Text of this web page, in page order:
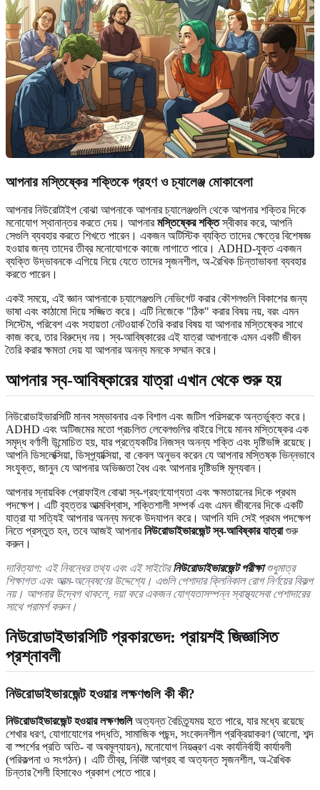
আপনার মস্তিষ্কের শক্তিকে গ্রহণ ও চ্যালেঞ্জ মোকাবেলা
আপনার নিউরোটাইপ বোঝা আপনাকে আপনার চ্যালেঞ্জগুলি থেকে আপনার শক্তির দিকে
মনোযোগ স্থানান্তর করতে দেয়। আপনারমস্তিষ্কের শক্তিস্বীকার করে, আপনি
সেগুলি ব্যবহার করতে শিখতে পারেন। একজন অটিস্টিক ব্যক্তি তাদের ক্ষেত্রে বিশেষজ্ঞ
হওয়ার জন্য তাদের তীব্র মনোযোগকে কাজে লাগাতে পারে। ADHD-যুক্ত একজন
ব্যক্তি উদ্ভাবনকে এগিয়ে নিয়ে যেতে তাদের সৃজনশীল, অ-রৈখিক চিন্তাভাবনা ব্যবহার
করতে পারেন।
একই সময়ে, এই জ্ঞান আপনাকে চ্যালেঞ্জগুলি নেভিগেট করার কৌশলগুলি বিকাশের জন্য
ভাষা এবং কাঠামো দিয়ে সজ্জিত করে। এটি নিজেকে "ঠিক" করার বিষয় নয়, বরং এমন
সিস্টেম, পরিবেশ এবং সহায়তা নেটওয়ার্ক তৈরি করার বিষয় যা আপনার মস্তিষ্কের সাথে
কাজ করে, তার বিরুদ্ধে নয়। স্ব-আবিষ্কারের এই যাত্রা আপনাকে এমন একটি জীবন
তৈরি করার ক্ষমতা দেয় যা আপনার অনন্য মনকে সম্মান করে।
আপনার স্ব-আবিষ্কারের যাত্রা এখান থেকে শুরু হয়
নিউরোডাইভারসিটি মানব সম্ভাবনার এক বিশাল এবং জটিল পরিসরকে অন্তর্ভুক্ত করে।
ADHD এবং অটিজমের মতো প্রচলিত লেবেলগুলির বাইরে গিয়ে মানব মস্তিষ্কের এক
সমৃদ্ধ বর্ণালী উন্মোচিত হয়, যার প্রত্যেকটির নিজস্ব অনন্য শক্তি এবং দৃষ্টিভঙ্গি রয়েছে।
আপনি ডিসলেক্সিয়া, ডিসপ্র্যাক্সিয়া, বা কেবল অনুভব করেন যে আপনার মস্তিষ্ক ভিন্নভাবে
সংযুক্ত, জানুন যে আপনার অভিজ্ঞতা বৈধ এবং আপনার দৃষ্টিভঙ্গি মূল্যবান।
আপনার স্নায়বিক প্রোফাইল বোঝা স্ব-গ্রহণযোগ্যতা এবং ক্ষমতায়নের দিকে প্রথম
পদক্ষেপ। এটি বৃহত্তর আত্মবিশ্বাস, শক্তিশালী সম্পর্ক এবং এমন জীবনের দিকে একটি
যাত্রা যা সত্যিই আপনার অনন্য মনকে উদযাপন করে। আপনি যদি সেই প্রথম পদক্ষেপ
নিতে প্রস্তুত হন, তবে আজই আপনারনিউরোডাইভারজেন্ট স্ব-আবিষ্কার যাত্রাশুরু
করুন।
দাবিত্যাগ: এই নিবন্ধের তথ্য এবং এই সাইটেরনিউরোডাইভারজেন্ট পরীক্ষাশুধুমাত্র
শিক্ষাগত এবং আত্ম-অন্বেষণের উদ্দেশ্যে। এগুলি পেশাদার ক্লিনিকাল রোগ নির্ণয়ের বিকল্প
নয়। আপনার উদ্বেগ থাকলে, দয়া করে একজন যোগ্যতাসম্পন্ন স্বাস্থ্যসেবা পেশাদারের
সাথে পরামর্শ করুন।
নিউরোডাইভারসিটি প্রকারভেদ: প্রায়শই জিজ্ঞাসিত
প্রশ্নাবলী
নিউরোডাইভারজেন্ট হওয়ার লক্ষণগুলি কী কী?
নিউরোডাইভারজেন্ট হওয়ার লক্ষণগুলিঅত্যন্ত বৈচিত্র্যময় হতে পারে, যার মধ্যে রয়েছে
শেখার ধরণ, যোগাযোগের পদ্ধতি, সামাজিক পছন্দ, সংবেদনশীল প্রক্রিয়াকরণ (আলো, শব্দ
বা স্পর্শের প্রতি অতি- বা অবমূল্যায়ন), মনোযোগ নিয়ন্ত্রণ এবং কার্যনির্বাহী কার্যাবলী
(পরিকল্পনা ও সংগঠন)। এটি তীব্র, নিবিষ্ট আগ্রহ বা অত্যন্ত সৃজনশীল, অ-রৈখিক
চিন্তার শৈলী হিসাবেও প্রকাশ পেতে পারে।